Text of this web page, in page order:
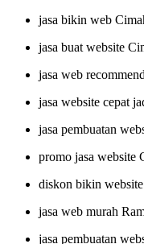
jasa bikin web
jasa buat website
jasa web
jasa website cepat
jasa pembuatan
promo jasa website
diskon bikin
jasa web murah
jasa pembuatan